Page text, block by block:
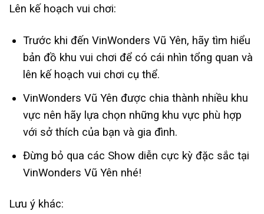
Lên kế hoạch vui chơi:
Trước khi đến VinWonders Vũ Yên, hãy tìm hiểu
bản đồ khu vui chơi để có cái nhìn tổng quan và
lên kế hoạch vui chơi cụ thể.
VinWonders Vũ Yên được chia thành nhiều khu
vực nên hãy lựa chọn những khu vực phù hợp
với sở thích của bạn và gia đình.
Đừng bỏ qua các Show diễn cực kỳ đặc sắc tại
VinWonders Vũ Yên nhé!
Lưu ý khác: